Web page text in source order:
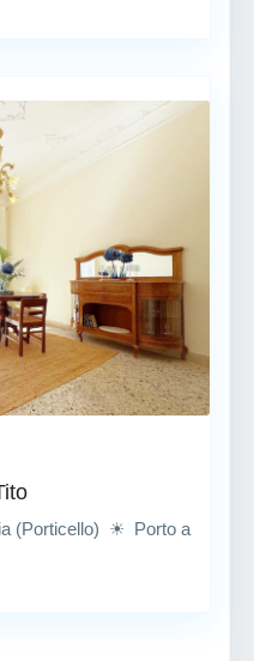
(Porticello) ☀ Porto a